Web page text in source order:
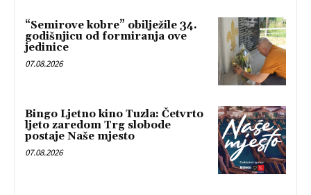
“Semirove kobre” obilježile 34.
godišnjicu od formiranja ove
jedinice
07.08.2026
Bingo Ljetno kino Tuzla: Četvrto
ljeto zaredom Trg slobode
postaje Naše mjesto
07.08.2026